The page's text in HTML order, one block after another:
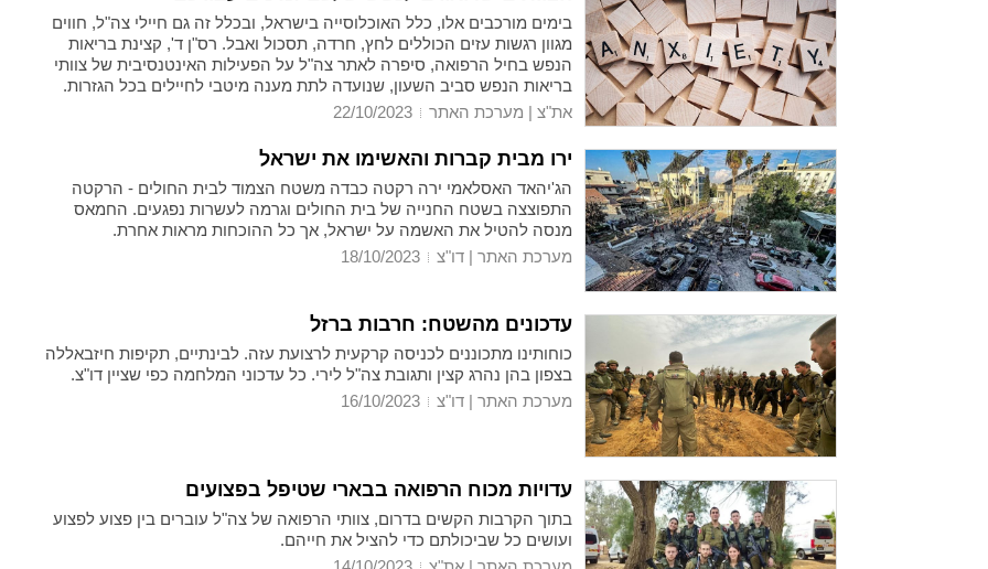
בימים מורכבים אלו, כלל האוכלוסייה בישראל, ובכלל זה גם חיילי צה"ל, חווים
מגוון רגשות עזים הכוללים לחץ, חרדה, תסכול ואבל. רס"ן ד', קצינת בריאות
הנפש בחיל הרפואה, סיפרה לאתר צה"ל על הפעילות האינטנסיבית של צוותי
בריאות הנפש סביב השעון, שנועדה לתת מענה מיטבי לחיילים בכל הגזרות.
את"צ | מערכת האתר
ירו מבית קברות והאשימו את ישראל
הג'יהאד האסלאמי ירה רקטה כבדה משטח הצמוד לבית החולים - הרקטה
התפוצצה בשטח החנייה של בית החולים וגרמה לעשרות נפגעים. החמאס
מנסה להטיל את האשמה על ישראל, אך כל ההוכחות מראות אחרת.
מערכת האתר | דו"צ
עדכונים מהשטח: חרבות ברזל
כוחותינו מתכוננים לכניסה קרקעית לרצועת עזה. לבינתיים, תקיפות חיזבאללה
בצפון בהן נהרג קצין ותגובת צה"ל לירי. כל עדכוני המלחמה כפי שציין דו"צ.
מערכת האתר | דו"צ
עדויות מכוח הרפואה בבארי שטיפל בפצועים
בתוך הקרבות הקשים בדרום, צוותי הרפואה של צה"ל עוברים בין פצוע לפצוע
ועושים כל שביכולתם כדי להציל את חייהם.